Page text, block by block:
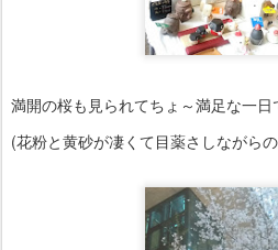
満開の桜も見られてちょ～満足な一日
(花粉と黄砂が凄くて目薬さしながら